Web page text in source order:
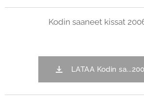
Kodin saaneet kissat
LATAA Kodin